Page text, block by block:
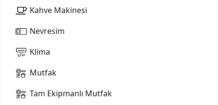
Kahve Makinesi
Nevresim
Klima
Mutfak
Tam Ekipmanlı Mutfak